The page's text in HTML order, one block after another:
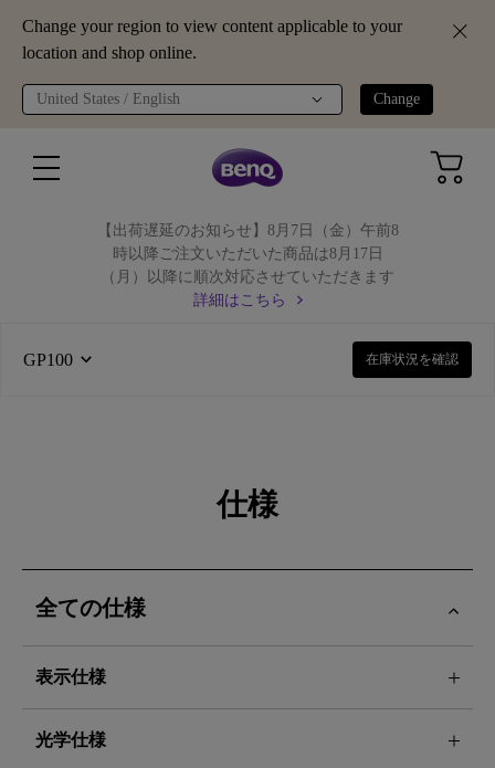
Change your region to view content applicable to your
location and shop online.
United States / English Change
【出荷遅延のお知らせ】8月7日（金）午前8
時以降ご注文いただいた商品は8月17日
（月）以降に順次対応させていただきます
詳細はこちら
GP100 在庫状況を確認
仕様
全ての仕様
表示仕様
光学仕様